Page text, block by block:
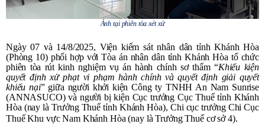
Ảnh tại phiên tòa xét xử
Ngày 07 và 14/8/2025, Viện kiểm sát nhân dân tỉnh Khánh Hòa
(Phòng 10) phối hợp với Tòa án nhân dân tỉnh Khánh Hòa tổ chức
phiên tòa rút kinh nghiệm vụ án hành chính sơ thẩm “Khiếu kiện
quyết định xử phạt vi phạm hành chính và quyết định giải quyết
khiếu nại” giữa người khởi kiện Công ty TNHH An Nam Sunrise
(ANNASUCO) và người bị kiện Cục trưởng Cục Thuế tỉnh Khánh
Hòa (nay là Trưởng Thuế tỉnh Khánh Hòa), Chi cục trưởng Chi Cục
Thuế Khu vực Nam Khánh Hòa (nay là Trưởng Thuế cơ sở 4).